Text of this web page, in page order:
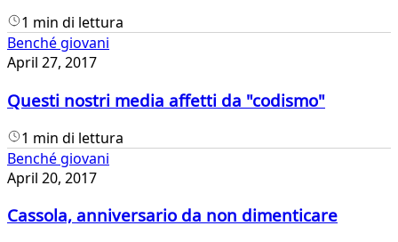
1 min di lettura
Benché giovani
April 27, 2017
Questi nostri media affetti da "codismo"
1 min di lettura
Benché giovani
April 20, 2017
Cassola, anniversario da non dimenticare